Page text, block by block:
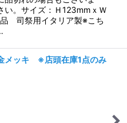
い。サイズ：Ｈ123mmｘＷ
司祭用イタリア製※こち
ッキ ※店頭在庫1点のみ